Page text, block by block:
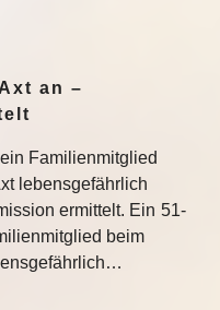
an –
Familienmitglied
lebensgefährlich
ermittelt. Ein 51-
beim